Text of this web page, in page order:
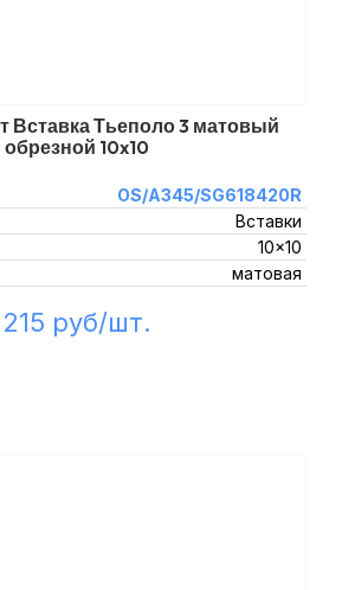
Вставка Тьеполо 3 матовый
обрезной 10x10
OS/A345/SG618420R
Вставки
10x10
матовая
215 руб/шт.